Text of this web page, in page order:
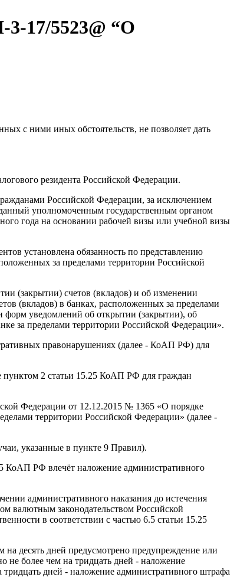
17/5523@ “О
с ними иных обстоятельств, не позволяет дать
резидента Российской Федерации.
Российской Федерации, за исключением
уполномоченным государственным органом
года на основании рабочей визы или учебной визы
установлена обязанность по представлению
за пределами территории Российской
(закрытии) счетов (вкладов) и об изменении
(вкладов) в банках, расположенных за пределами
уведомлений об открытии (закрытии), об
за пределами территории Российской Федерации».
правонарушениях (далее - КоАП РФ) для
пунктом 2 статьи 15.25 КоАП РФ для граждан
Федерации от 12.12.2015 № 1365 «О порядке
территории Российской Федерации» (далее -
указанные в пункте 9 Правил).
КоАП РФ влечёт наложение административного
административного наказания до истечения
валютным законодательством Российской
в соответствии с частью 6.5 статьи 15.25
десять дней предусмотрено предупреждение или
не более чем на тридцать дней - наложение
дней - наложение административного штрафа